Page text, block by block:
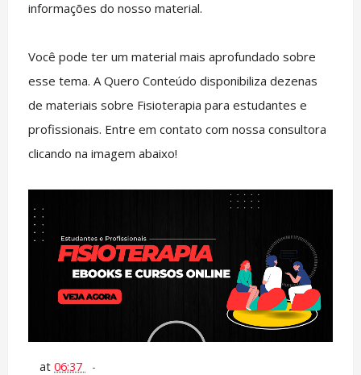
informações do nosso material.
Você pode ter um material mais aprofundado sobre
esse tema. A Quero Conteúdo disponibiliza dezenas
de materiais sobre Fisioterapia para estudantes e
profissionais. Entre em contato com nossa consultora
clicando na imagem abaixo!
at06:37